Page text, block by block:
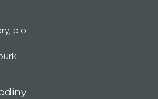
p.o.